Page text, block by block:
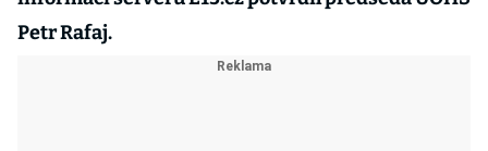
Petr Rafaj.